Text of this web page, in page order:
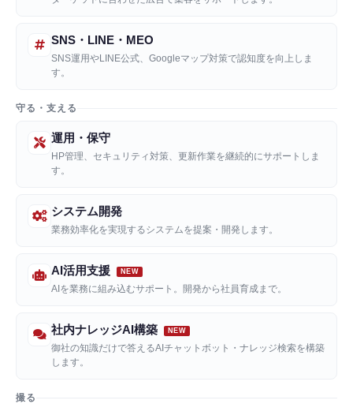
SNS・LINE・MEO
SNS運用やLINE公式、Googleマップ対策で認知度を向上しま
す。
守る・支える
運用・保守
HP管理、セキュリティ対策、更新作業を継続的にサポートしま
す。
システム開発
業務効率化を実現するシステムを提案・開発します。
AI活用支援
AIを業務に組み込むサポート。開発から社員育成まで。
社内ナレッジAI構築
御社の知識だけで答えるAIチャットボット・ナレッジ検索を構築
します。
撮る